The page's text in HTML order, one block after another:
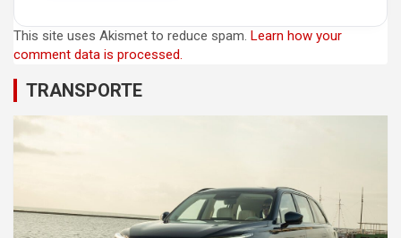
This site uses Akismet to reduce spam. Learn how your
comment data is processed.
TRANSPORTE